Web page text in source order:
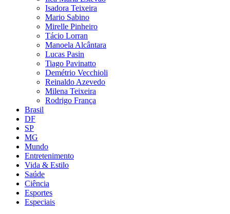
Isadora Teixeira
Mario Sabino
Mirelle Pinheiro
Tácio Lorran
Manoela Alcântara
Lucas Pasin
Tiago Pavinatto
Demétrio Vecchioli
Reinaldo Azevedo
Milena Teixeira
Rodrigo França
Brasil
DF
SP
MG
Mundo
Entretenimento
Vida & Estilo
Saúde
Ciência
Esportes
Especiais